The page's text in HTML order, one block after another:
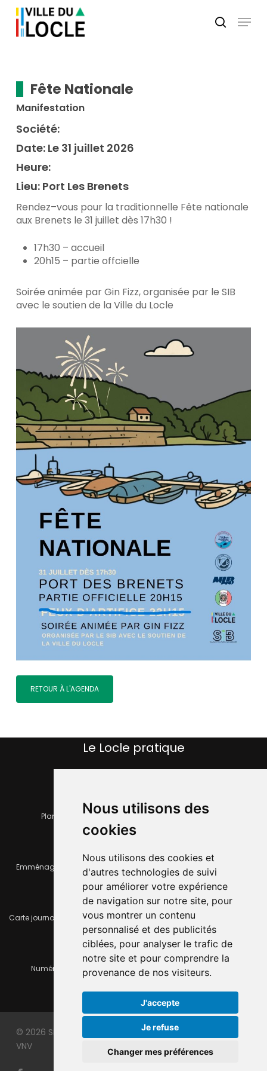
Nous utilisons des
cookies
Nous utilisons des cookies et
d'autres technologies de suivi
pour améliorer votre expérience
de navigation sur notre site, pour
vous montrer un contenu
personnalisé et des publicités
ciblées, pour analyser le trafic de
notre site et pour comprendre la
provenance de nos visiteurs.
J'accepte
Je refuse
Changer mes préférences
Skip
main
search
Menu
Fête Nationale
Manifestation
Société:
Date:Le 31 juillet 2026
Heure:
Lieu:Port Les Brenets
Rendez–vous pour la traditionnelle Fête nationale
aux Brenets le 31 juillet dès 17h30 !
17h30 – accueil
20h15 – partie offcielle
Soirée animée par Gin Fizz, organisée par le SIB
avec le soutien de la Ville du Locle
RETOUR À L'AGENDA
Le Locle pratique
Plan de la ville Horaires et services communaux
Emménager ou déménager Infos pratiques
Carte journalière CFF - Flexicard Travaux importants en cours
Numéros d'urgence À louer / à vendre
© 2026 Site officiel de la ville du Locle. Made with
VNV